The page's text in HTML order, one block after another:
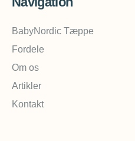
BabyNordic Tæppe
Fordele
Om os
Artikler
Kontakt